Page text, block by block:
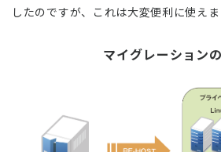
したのですが、これは大変便利に使えま
マイグレーション